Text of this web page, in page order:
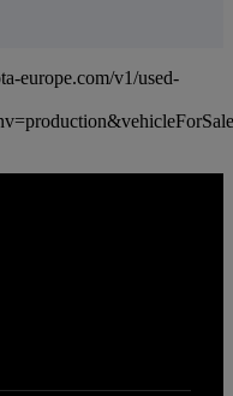
europe.com/v1/used-